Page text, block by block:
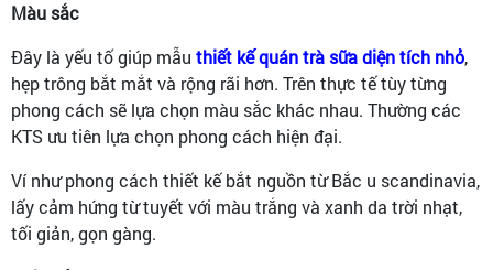
Màu sắc
Đây là yếu tố giúp mẫu thiết kế quán trà sữa diện tích nhỏ,
hẹp trông bắt mắt và rộng rãi hơn. Trên thực tế tùy từng
phong cách sẽ lựa chọn màu sắc khác nhau. Thường các
KTS ưu tiên lựa chọn phong cách hiện đại.
Ví như phong cách thiết kế bắt nguồn từ Bắc u scandinavia,
lấy cảm hứng từ tuyết với màu trắng và xanh da trời nhạt,
tối giản, gọn gàng.